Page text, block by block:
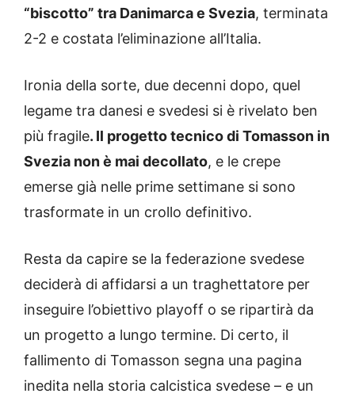
“biscotto” tra Danimarca e Svezia, terminata
2-2 e costata l’eliminazione all’Italia.
Ironia della sorte, due decenni dopo, quel
legame tra danesi e svedesi si è rivelato ben
più fragile. Il progetto tecnico di Tomasson in
Svezia non è mai decollato, e le crepe
emerse già nelle prime settimane si sono
trasformate in un crollo definitivo.
Resta da capire se la federazione svedese
deciderà di affidarsi a un traghettatore per
inseguire l’obiettivo playoff o se ripartirà da
un progetto a lungo termine. Di certo, il
fallimento di Tomasson segna una pagina
inedita nella storia calcistica svedese – e un